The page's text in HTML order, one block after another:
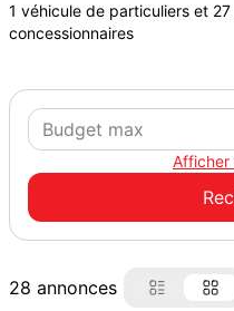
1 véhicule de particuliers et
concessionnaires
Afficher
28 annonces